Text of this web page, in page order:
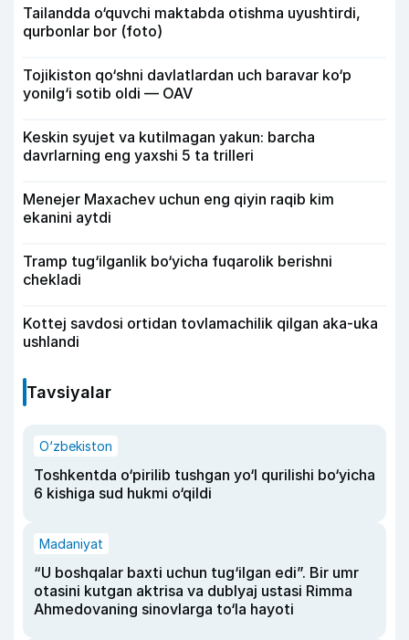
Tailandda o‘quvchi maktabda otishma uyushtirdi,
qurbonlar bor (foto)
Tojikiston qo‘shni davlatlardan uch baravar ko‘p
yonilg‘i sotib oldi — OAV
Keskin syujet va kutilmagan yakun: barcha
davrlarning eng yaxshi 5 ta trilleri
Menejer Maxachev uchun eng qiyin raqib kim
ekanini aytdi
Tramp tug‘ilganlik bo‘yicha fuqarolik berishni
chekladi
Kottej savdosi ortidan tovlamachilik qilgan aka-uka
ushlandi
Tavsiyalar
O‘zbekiston
Toshkentda o‘pirilib tushgan yo‘l qurilishi bo‘yicha
6 kishiga sud hukmi o‘qildi
Madaniyat
“U boshqalar baxti uchun tug‘ilgan edi”. Bir umr
otasini kutgan aktrisa va dublyaj ustasi Rimma
Ahmedovaning sinovlarga to‘la hayoti